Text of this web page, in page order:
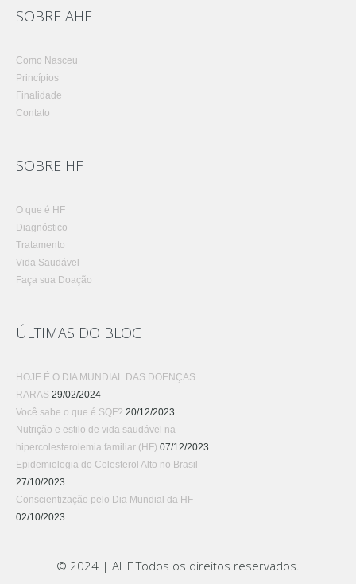
SOBRE AHF
Como Nasceu
Princípios
Finalidade
Contato
SOBRE HF
O que é HF
Diagnóstico
Tratamento
Vida Saudável
Faça sua Doação
ÚLTIMAS DO BLOG
HOJE É O DIA MUNDIAL DAS DOENÇAS
RARAS 29/02/2024
Você sabe o que é SQF? 20/12/2023
Nutrição e estilo de vida saudável na
hipercolesterolemia familiar (HF) 07/12/2023
Epidemiologia do Colesterol Alto no Brasil
27/10/2023
Conscientização pelo Dia Mundial da HF
02/10/2023
© 2024 | AHF Todos os direitos reservados.